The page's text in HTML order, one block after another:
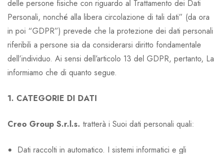
delle persone fisiche con riguardo al Trattamento dei Dati
Personali, nonché alla libera circolazione di tali dati” (da ora
in poi “GDPR”) prevede che la protezione dei dati personali
riferibili a persone sia da considerarsi diritto fondamentale
dell’individuo. Ai sensi dell’articolo 13 del GDPR, pertanto, La
informiamo che di quanto segue.
1. CATEGORIE DI DATI
Creo Group S.r.l.s. tratterà i Suoi dati personali quali:
Dati raccolti in automatico. I sistemi informatici e gli